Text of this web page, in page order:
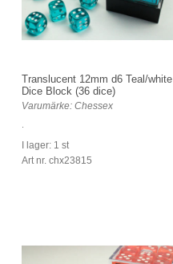
Translucent 12mm d6 Teal/white
Dice Block (36 dice)
Varumärke: Chessex
I lager: 1 st
Art nr. chx23815